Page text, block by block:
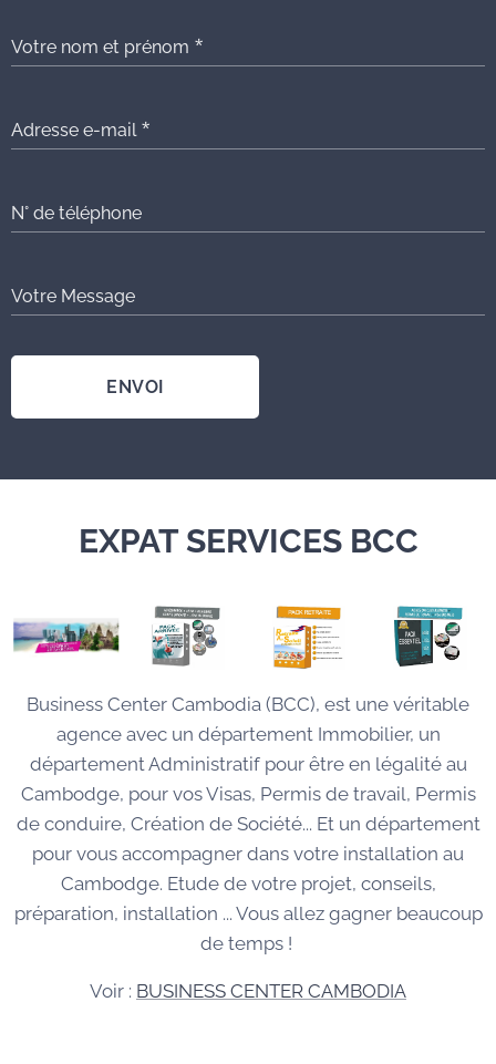
Votre nom et prénom
Adresse e-mail
N° de téléphone
Votre Message
ENVOI
EXPAT SERVICES BCC
Business Center Cambodia (BCC), est une véritable
agence avec un département Immobilier, un
département Administratif pour être en légalité au
Cambodge, pour vos Visas, Permis de travail, Permis
de conduire, Création de Société... Et un département
pour vous accompagner dans votre installation au
Cambodge. Etude de votre projet, conseils,
préparation, installation ... Vous allez gagner beaucoup
de temps !
Voir : BUSINESS CENTER CAMBODIA